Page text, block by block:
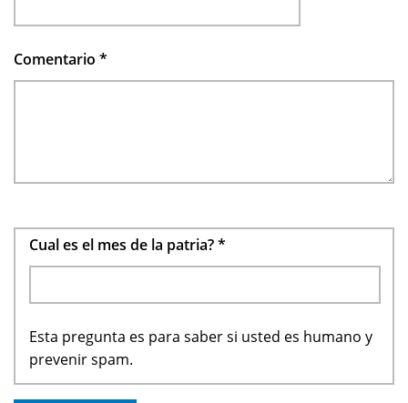
Comentario *
Cual es el mes de la patria?*
Esta pregunta es para saber si usted es humano y
prevenir spam.